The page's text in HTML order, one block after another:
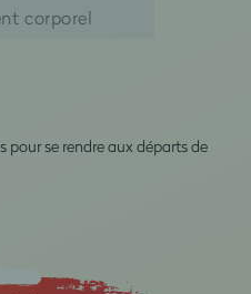
corporel
pour se rendre aux départs de